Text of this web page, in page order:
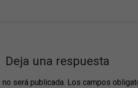
Deja una respuesta
será publicada. Los campos